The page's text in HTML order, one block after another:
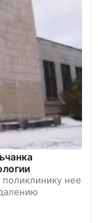
поликлинику нее